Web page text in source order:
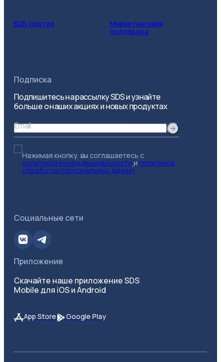
B2B-портал
Маркетинговая
поддержка
Подписка
Подпишитесь на рассылку SDS и узнайте
больше о наших акциях и новых продуктах
Email
Нажимая кнопку, вы соглашаетесь с
политикой конфиденциальности и политикой
обработки персональных данных
Социальные сети
Приложение
Скачайте наше приложение SDS
Mobile для iOS и Android
App Store Google Play